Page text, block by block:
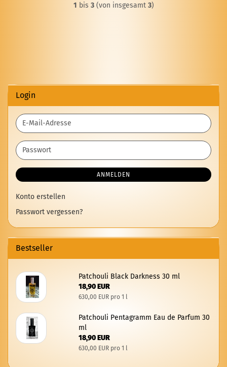
1 bis 3(von insgesamt 3)
Login
E-
Mail-
Adresse
Passwort
ANMELDEN
Konto erstellen
Passwort vergessen?
Bestseller
Patchouli Black Dar­kness 30 ml
18,90 EUR
630,00 EUR pro 1 l
Patchouli Pen­ta­gramm Eau de Par­fum 30
ml
18,90 EUR
630,00 EUR pro 1 l